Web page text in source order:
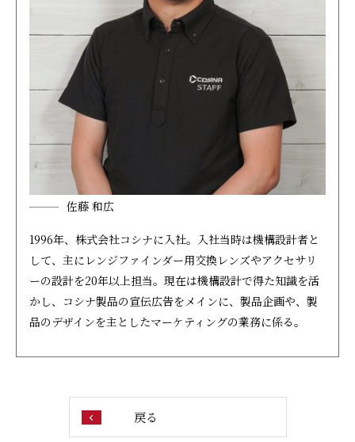
佐藤 和広
1996年、株式会社コシナに入社。入社当時は機構設計者と
して、主にレンジファインダー用交換レンズやアクセサリ
ーの設計を20年以上担当。現在は機構設計で得た知識を活
かし、コシナ製品の宣伝広告をメインに、製品企画や、製
品のデザインを主としたマーケティングの業務に係る。
戻る